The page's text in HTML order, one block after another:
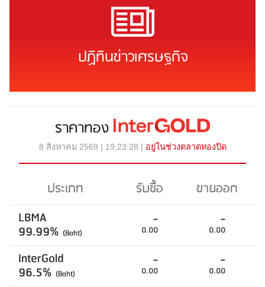
ปฏิทินข่าวเศรษฐกิจ
ราคาทอง
8 สิงหาคม 2569 | 19:23:28 | อยู่ในช่วงตลาดทองปิด
ประเภท รับซื้อ
ขายออก
LBMA
99.99% (Baht)
-
0.00
-
0.00
InterGold
96.5% (Baht)
-
0.00
-
0.00